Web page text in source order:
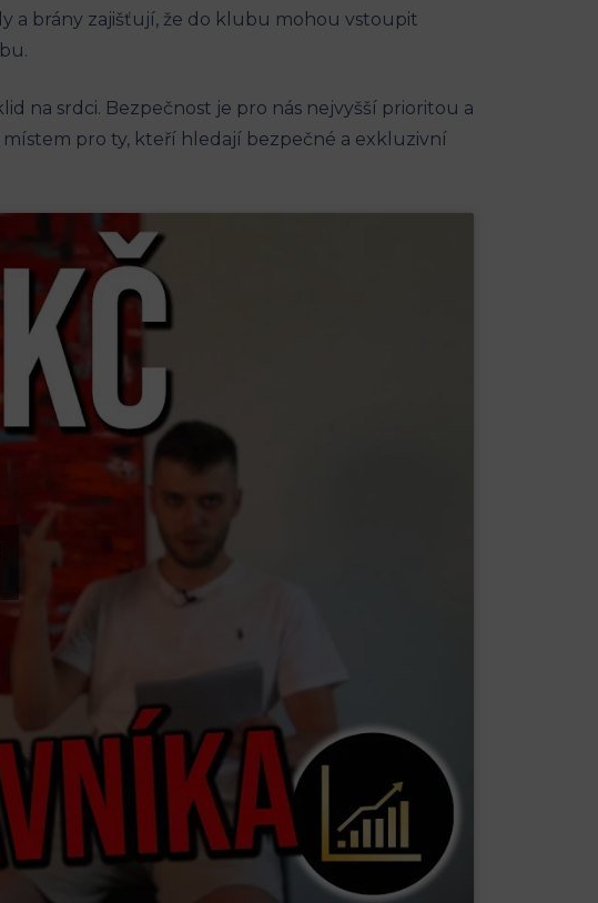
a brány zajišťují, že do klubu mohou vstoupit
na srdci. Bezpečnost je pro nás nejvyšší prioritou a
pro ty, kteří hledají bezpečné a exkluzivní